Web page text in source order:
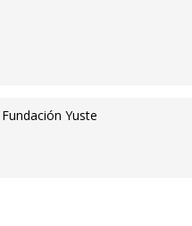
Yuste